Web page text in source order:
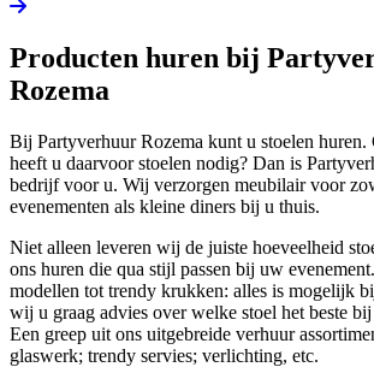
Producten huren bij
Rozema
Bij Partyverhuur Rozema kunt u stoelen huren.
heeft u daarvoor stoelen nodig? Dan is
bedrijf voor u. Wij verzorgen meubilair voor
evenementen als kleine diners bij u thuis.
Niet alleen leveren wij de juiste hoeveelheid
ons huren die qua stijl passen bij uw
modellen tot trendy krukken: alles is mogelijk
wij u graag advies over welke stoel het beste
Een greep uit ons uitgebreide verhuur
glaswerk; trendy servies; verlichting, etc.